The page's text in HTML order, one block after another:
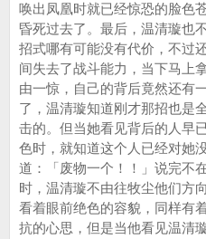
唤出凤凰时就已经惊恐的脸色
昏死过去了。最后，温清璇也
招式哪有可能没有代价，不过
间失去了战斗能力，当下马
由一惊，自己的背后竟然还有
了，温清璇知道刚才那招也是
击的。但当她看见背后的人早
色时，就知道这个人已经对她
道：「废物一个！！」说完不
时，温清璇不由往牧尘他们
看着眼前绝色的容貌，同样有
抗的心思，但是当他看见温清